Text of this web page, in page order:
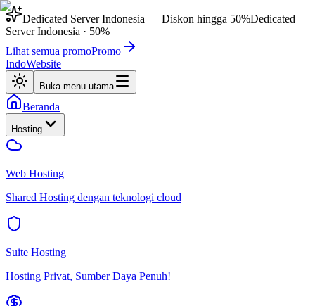
Dedicated Server Indonesia — Diskon hingga 50%Dedicated
Server Indonesia · 50%
Lihat semua promoPromo
IndoWebsite
Buka menu utama
Beranda
Hosting
Web Hosting
Shared Hosting dengan teknologi cloud
Suite Hosting
Hosting Privat, Sumber Daya Penuh!